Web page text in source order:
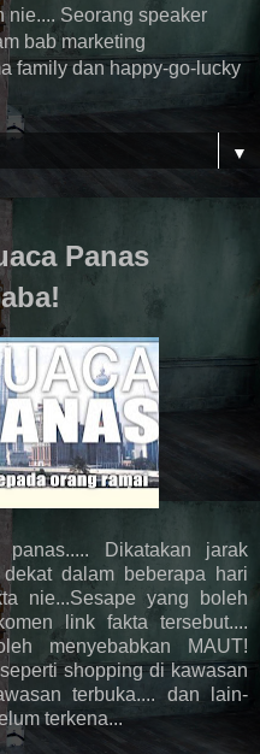
nie.... Seorang speaker
bab marketing
family dan happy-go-lucky
▼
Panas
Dikatakan jarak
dalam beberapa hari
nie...Sesape yang boleh
link fakta tersebut....
menyebabkan MAUT!
shopping di kawasan
terbuka.... dan lain-
terkena...